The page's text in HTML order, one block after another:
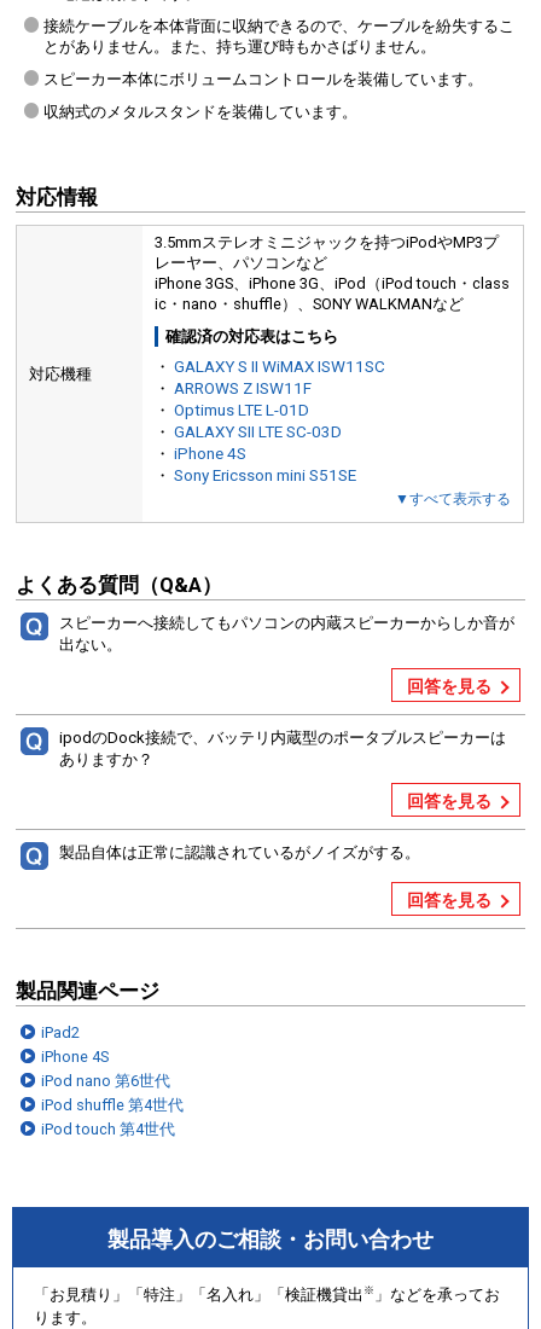
接続ケーブルを本体背面に収納できるので、ケーブルを紛失するこ
とがありません。また、持ち運び時もかさばりません。
スピーカー本体にボリュームコントロールを装備しています。
収納式のメタルスタンドを装備しています。
対応情報
対応機種
3.5mmステレオミニジャックを持つiPodやMP3プ
レーヤー、パソコンなど
iPhone 3GS、iPhone 3G、iPod（iPod touch・class
ic・nano・shuffle）、SONY WALKMANなど
確認済の対応表はこちら
・GALAXY S II WiMAX ISW11SC
・ ARROWS Z ISW11F
・Optimus LTE L-01D
・GALAXY SII LTE SC-03D
・iPhone 4S
・Sony Ericsson mini S51SE
▼すべて表示する
よくある質問（Q&A）
スピーカーへ接続してもパソコンの内蔵スピーカーからしか音が
出ない。
回答を見る
ipodのDock接続で、バッテリ内蔵型のポータブルスピーカーは
ありますか？
回答を見る
製品自体は正常に認識されているがノイズがする。
回答を見る
製品関連ページ
iPad2
iPhone 4S
iPod nano 第6世代
iPod shuffle 第4世代
iPod touch 第4世代
製品導入のご相談・お問い合わせ
「お見積り」「特注」「名入れ」「検証機貸出 ※ 」などを承ってお
ります。